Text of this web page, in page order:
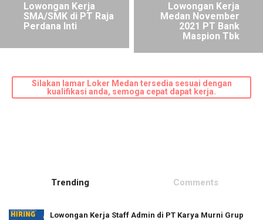
Lowongan Kerja
SMA/SMK di PT Raja
Perdana Inti
Lowongan Kerja
Medan November
2021 PT Bank
Maspion Tbk
Silakan lamar Loker Medan tersedia sesuai dengan
kualifikasi anda, semoga cepat dapat kerja.
Trending Comments
Lowongan Kerja Staff Admin di PT Karya Murni Grup